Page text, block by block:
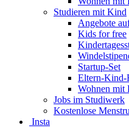
Studieren mit Kind
Angebote
Kids for free
Startup-Set
Eltern-Kind-
Wohnen mit
Jobs im Studiwerk
Kostenlose
Insta